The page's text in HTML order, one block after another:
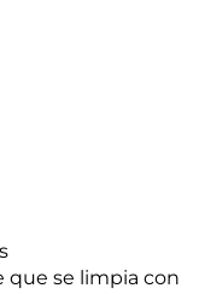
que se limpia con